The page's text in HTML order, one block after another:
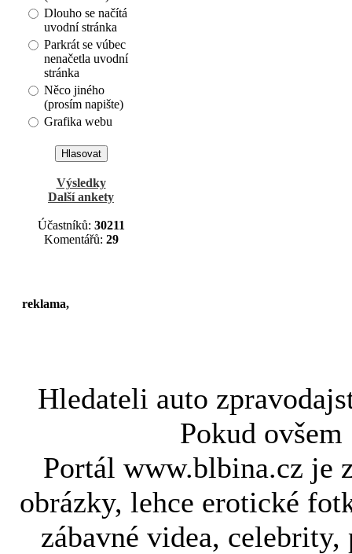
Dlouho se načítá
uvodní stránka
Parkrát se vúbec
nenačetla uvodní
stránka
Něco jiného
(prosím napište)
Grafika webu
Výsledky
Další ankety
Účastníků: 30211
Komentářů: 29
reklama,
Hledateli auto
Pokud
Portál www.blbina.cz je
obrázky, lehce erotické
zábavné videa,